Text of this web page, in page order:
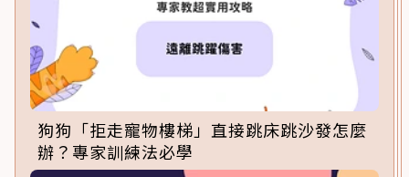
狗狗「拒走寵物樓梯」直接跳床跳沙發怎麼
辦？專家訓練法必學